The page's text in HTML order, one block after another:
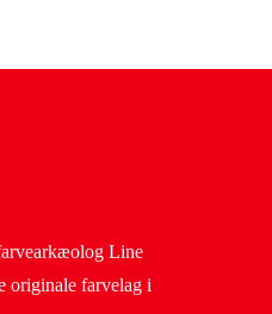
Line
originale farvelag i